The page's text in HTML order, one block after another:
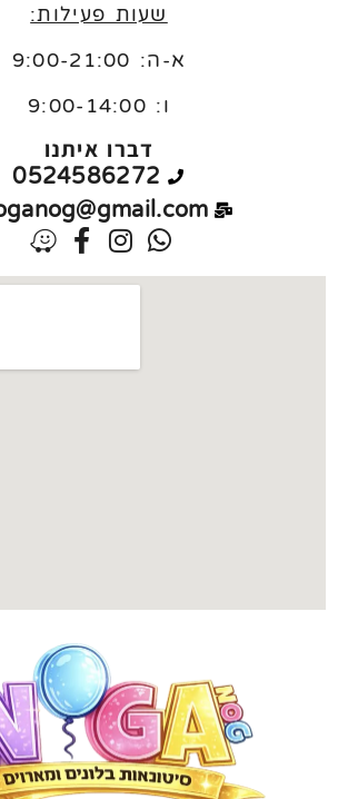
שעות פעילות:
א-ה: 9:00-21:00
ו: 9:00-14:00
דברו איתנו
0524586272